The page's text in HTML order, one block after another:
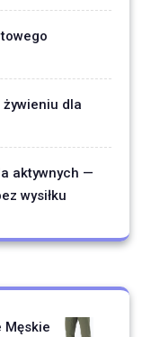
dla
aktywnych —
wysiłku
Męskie